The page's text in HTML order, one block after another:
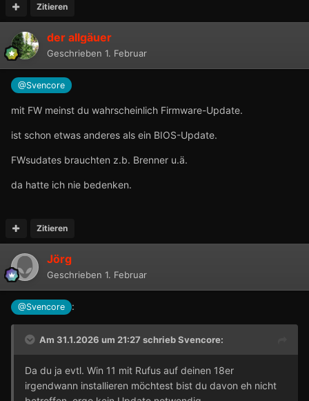
Zitieren
der allgäuer
Geschrieben 1. Februar
@Svencore
mit FW meinst du wahrscheinlich Firmware-Update.
ist schon etwas anderes als ein BIOS-Update.
FWsudates brauchten z.b. Brenner u.ä.
da hatte ich nie bedenken.
Zitieren
Jörg
Geschrieben 1. Februar
@Svencore :
Am 31.1.2026 um 21:27 schriebSvencore:
Da du ja evtl. Win 11 mit Rufus auf deinen 18er
irgendwann installieren möchtest bist du davon eh nicht